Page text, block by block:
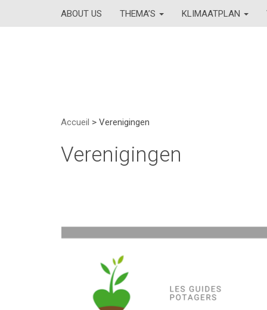
ABOUT US THEMA’S KLIMAATPLAN
Accueil > Verenigingen
Verenigingen